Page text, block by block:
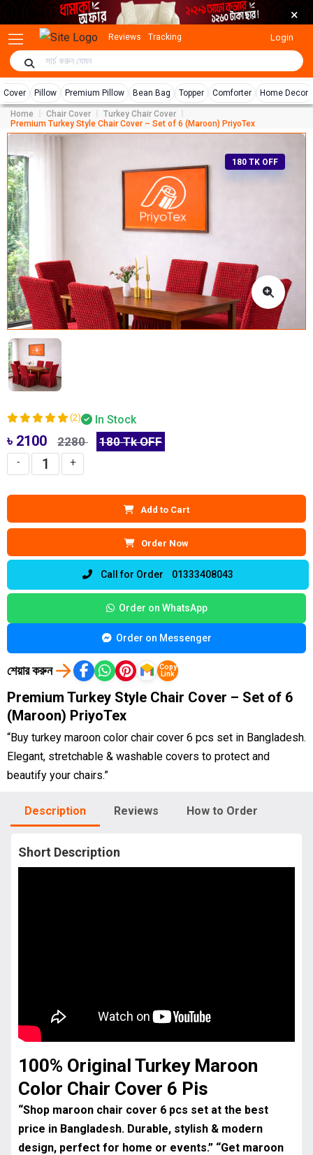
×
Reviews Tracking Login
Cover Pillow Premium Pillow Bean Bag Topper Comforter Home Decor
Home Chair Cover
Turkey Chair Cover
Premium Turkey Style Chair Cover – Set of 6 (Maroon) PriyoTex
180 TK OFF
(2) In Stock
৳ 2100 2280 180 Tk OFF
- +
Add to Cart
Order Now
Call for Order 01333408043
Order on WhatsApp
Order on Messenger
শেয়ার করুন
Copy
Link
Premium Turkey Style Chair Cover – Set of 6
(Maroon) PriyoTex
“Buy turkey maroon color chair cover 6 pcs set in Bangladesh.
Elegant, stretchable & washable covers to protect and
beautify your chairs.”
Description Reviews How to Order
Short Description
100% Original Turkey Maroon
Color Chair Cover 6 Pis
“Shop maroon chair cover 6 pcs set at the best
price in Bangladesh. Durable, stylish & modern
design, perfect for home or events.” “Get maroon